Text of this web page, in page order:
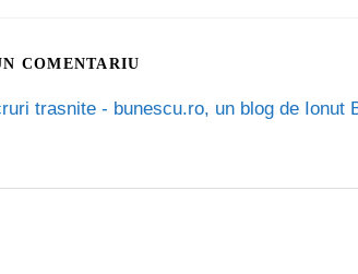
COMENTARIU
trasnite - bunescu.ro, un blog de Ionut